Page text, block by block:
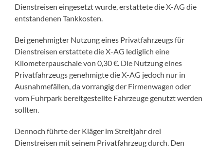
Dienstreisen eingesetzt wurde, erstattete die X-AG die
entstandenen Tankkosten.
Bei genehmigter Nutzung eines Privatfahrzeugs für
Dienstreisen erstattete die X-AG lediglich eine
Kilometerpauschale von 0,30 €. Die Nutzung eines
Privatfahrzeugs genehmigte die X-AG jedoch nur in
Ausnahmefällen, da vorrangig der Firmenwagen oder
vom Fuhrpark bereitgestellte Fahrzeuge genutzt werden
sollten.
Dennoch führte der Kläger im Streitjahr drei
Dienstreisen mit seinem Privatfahrzeug durch. Den